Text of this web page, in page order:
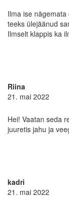
Ilma ise
teeks ülejäänud
Ilmselt klappis ka
Riina
21. mai 2022
Hei! Vaatan seda
juuretis jahu ja
kadri
21. mai 2022